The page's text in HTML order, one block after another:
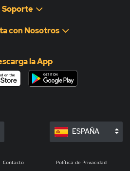
Soporte
con Nosotros
la App
ESPAÑA
Contacto Política de Privacidad